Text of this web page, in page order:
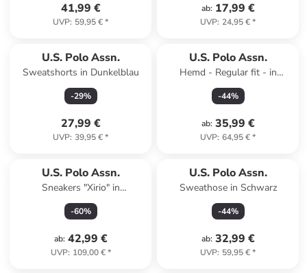
41,99 €
UVP: 59,95 €*
ab: 17,99 €
UVP: 24,95 €*
U.S. Polo Assn.
Sweatshorts in Dunkelblau
-29%
27,99 €
UVP: 39,95 €*
U.S. Polo Assn.
Hemd - Regular fit - in
Hellblau
-44%
ab: 35,99 €
UVP: 64,95 €*
U.S. Polo Assn.
Sneakers "Xirio" in
Dunkelblau/ Rot
-60%
ab: 42,99 €
UVP: 109,00 €*
U.S. Polo Assn.
Sweathose in Schwarz
-44%
ab: 32,99 €
UVP: 59,95 €*